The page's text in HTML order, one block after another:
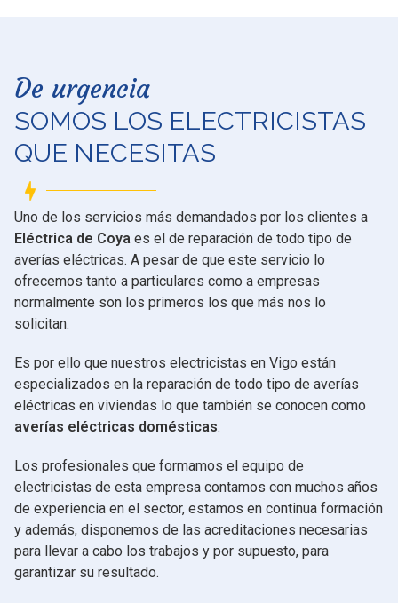
De urgencia
SOMOS LOS ELECTRICISTAS
QUE NECESITAS
Uno de los servicios más demandados por los clientes a
Eléctrica de Coya es el de reparación de todo tipo de
averías eléctricas. A pesar de que este servicio lo
ofrecemos tanto a particulares como a empresas
normalmente son los primeros los que más nos lo
solicitan.
Es por ello que nuestros electricistas en Vigo están
especializados en la reparación de todo tipo de averías
eléctricas en viviendas lo que también se conocen como
averías eléctricas domésticas.
Los profesionales que formamos el equipo de
electricistas de esta empresa contamos con muchos años
de experiencia en el sector, estamos en continua formación
y además, disponemos de las acreditaciones necesarias
para llevar a cabo los trabajos y por supuesto, para
garantizar su resultado.